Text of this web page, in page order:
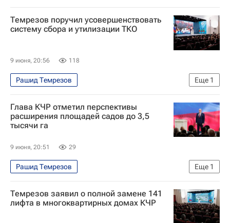
Карачаево-Черкесская Республика
ВымпелКом
Темрезов поручил усовершенствовать
систему сбора и утилизации ТКО
9 июня, 20:56 118
Еще 1
Рашид Темрезов
Карачаево-Черкесская Республика
Глава КЧР отметил перспективы
расширения площадей садов до 3,5
тысячи га
9 июня, 20:51 29
Еще 1
Рашид Темрезов
Карачаево-Черкесская Республика
Темрезов заявил о полной замене 141
лифта в многоквартирных домах КЧР